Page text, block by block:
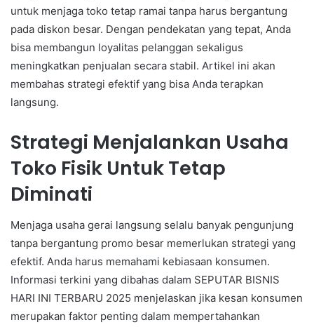
untuk menjaga toko tetap ramai tanpa harus bergantung
pada diskon besar. Dengan pendekatan yang tepat, Anda
bisa membangun loyalitas pelanggan sekaligus
meningkatkan penjualan secara stabil. Artikel ini akan
membahas strategi efektif yang bisa Anda terapkan
langsung.
Strategi Menjalankan Usaha
Toko Fisik Untuk Tetap
Diminati
Menjaga usaha gerai langsung selalu banyak pengunjung
tanpa bergantung promo besar memerlukan strategi yang
efektif. Anda harus memahami kebiasaan konsumen.
Informasi terkini yang dibahas dalam SEPUTAR BISNIS
HARI INI TERBARU 2025 menjelaskan jika kesan konsumen
merupakan faktor penting dalam mempertahankan